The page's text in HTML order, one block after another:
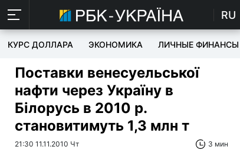
RU
КУРС ДОЛЛАРА ЭКОНОМИКА ЛИЧНЫЕ ФИНАНСЫ
Поставки венесуельської
нафти через Україну в
Білорусь в 2010 р.
становитимуть 1,3 млн т
21:30 11.11.2010 Чт 3 мин